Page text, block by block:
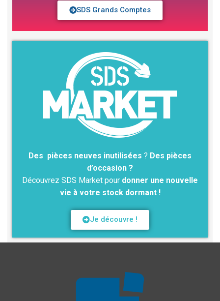
SDS Grands Comptes
Des pièces neuves inutilisées ? Des pièces
d’occasion ?
Découvrez SDS Market pour donner une nouvelle
vie à votre stock dormant !
Je découvre !